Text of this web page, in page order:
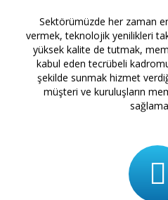
Sektörümüzde her zaman
vermek, teknolojik yenilikleri
yüksek kalite de tutmak,
kabul eden tecrübeli
şekilde sunmak hizmet
müşteri ve kuruluşların